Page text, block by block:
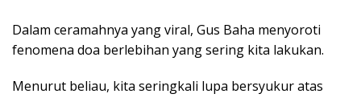
Dalam ceramahnya yang viral, Gus Baha menyoroti
fenomena doa berlebihan yang sering kita lakukan.
Menurut beliau, kita seringkali lupa bersyukur atas